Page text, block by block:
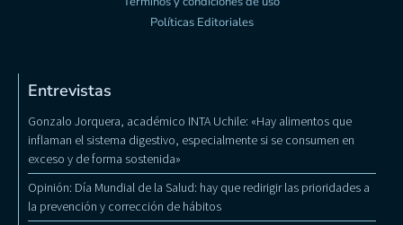
Políticas Editoriales
Entrevistas
Gonzalo Jorquera, académico INTA Uchile: «Hay alimentos que
inflaman el sistema digestivo, especialmente si se consumen en
exceso y de forma sostenida»
Opinión: Día Mundial de la Salud: hay que redirigir las prioridades a
la prevención y corrección de hábitos